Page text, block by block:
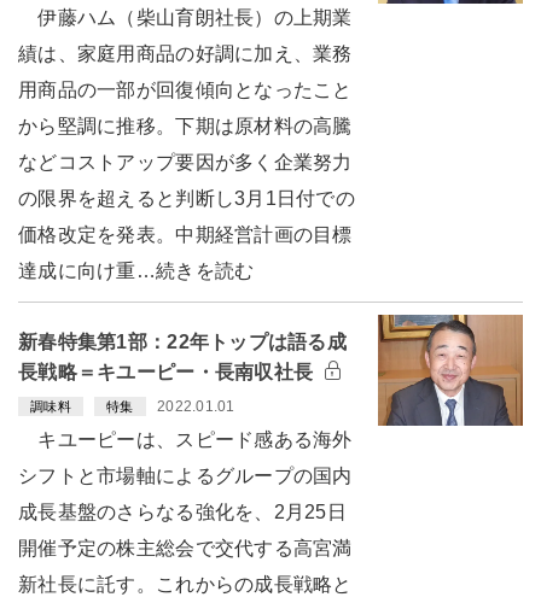
伊藤ハム（柴山育朗社長）の上期業
績は、家庭用商品の好調に加え、業務
用商品の一部が回復傾向となったこと
から堅調に推移。下期は原材料の高騰
などコストアップ要因が多く企業努力
の限界を超えると判断し3月1日付での
価格改定を発表。中期経営計画の目標
達成に向け重…続きを読む
新春特集第1部：22年トップは語る成
長戦略＝キユーピー・長南収社長
調味料 特集 2022.01.01
キユーピーは、スピード感ある海外
シフトと市場軸によるグループの国内
成長基盤のさらなる強化を、2月25日
開催予定の株主総会で交代する高宮満
新社長に託す。これからの成長戦略と